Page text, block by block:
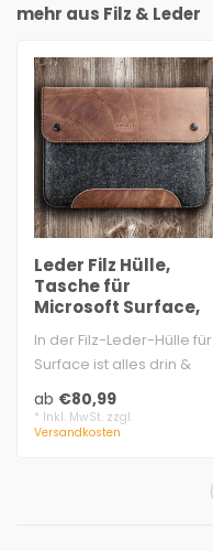
mehr aus Filz & Leder
Leder Filz Hülle,
Tasche für
Microsoft Surface,
In der Filz-Leder-Hülle für
Surface ist alles drin &
rundum gut geschützt
ec..
ab €80,99
* Inkl. MwSt. zzgl.
Versandkosten